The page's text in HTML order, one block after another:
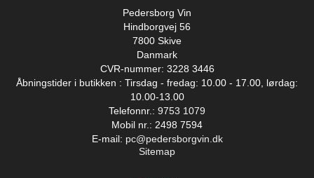
Pedersborg Vin
Hindborgvej 56
7800 Skive
Danmark
CVR-nummer: 3228 3446
Åbningstider i butikken : Tirsdag - fredag: 10.00 - 17.00, lørdag:
10.00-13.00
Telefonnr.: 9753 1079
Mobil nr.: 2498 7594
E-mail: pc@pedersborgvin.dk
Sitemap